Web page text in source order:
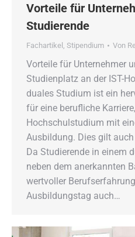
Vorteile für
Studierende
Fachartikel Stipendium Von
Vorteile für Unternehmer
Studienplatz an der IST-
duales Studium ist ein
für eine berufliche
Hochschulstudium mit
Ausbildung. Dies gilt
Da Studierende in einem
neben dem anerkannten
wertvoller
Ausbildungstag auch…